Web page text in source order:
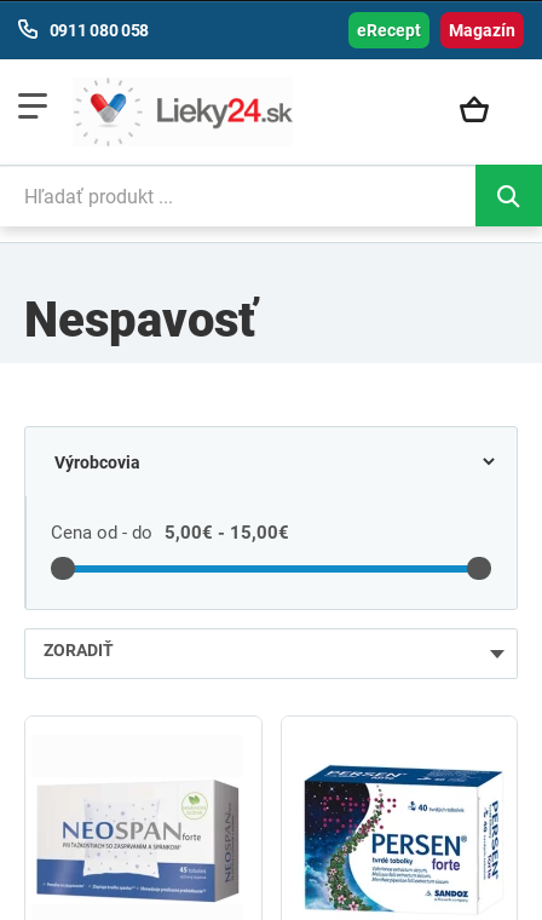
Magazín
0911 080 058 eRecept
Nespavosť
Cena od - do 5,00€ - 15,00€
ZORADIŤ
najpredávanejšie
podľa názvu od A